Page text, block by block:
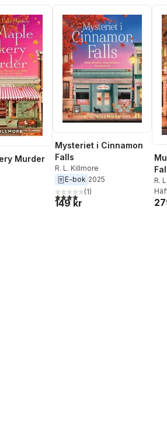
Murder
Mysteriet i Cinnamon
Falls
R. L. Killmore
E-bok 2025
4,0utav 5 stjärnor. Totalt antal
(1)
149 kr
R.